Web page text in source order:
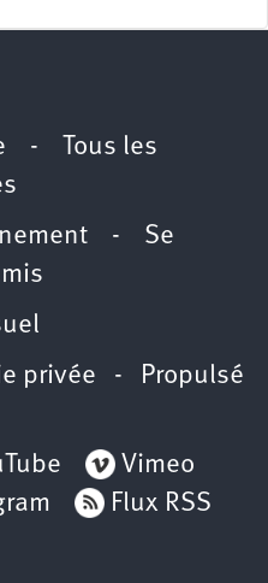
-
Tous les
- Se
privée - Propulsé
Vimeo
Flux RSS